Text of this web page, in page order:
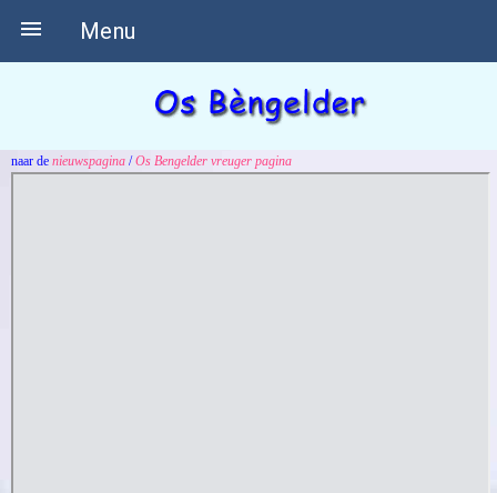
Menu

naar de nieuwspagina /Os Bengelder vreuger pagina